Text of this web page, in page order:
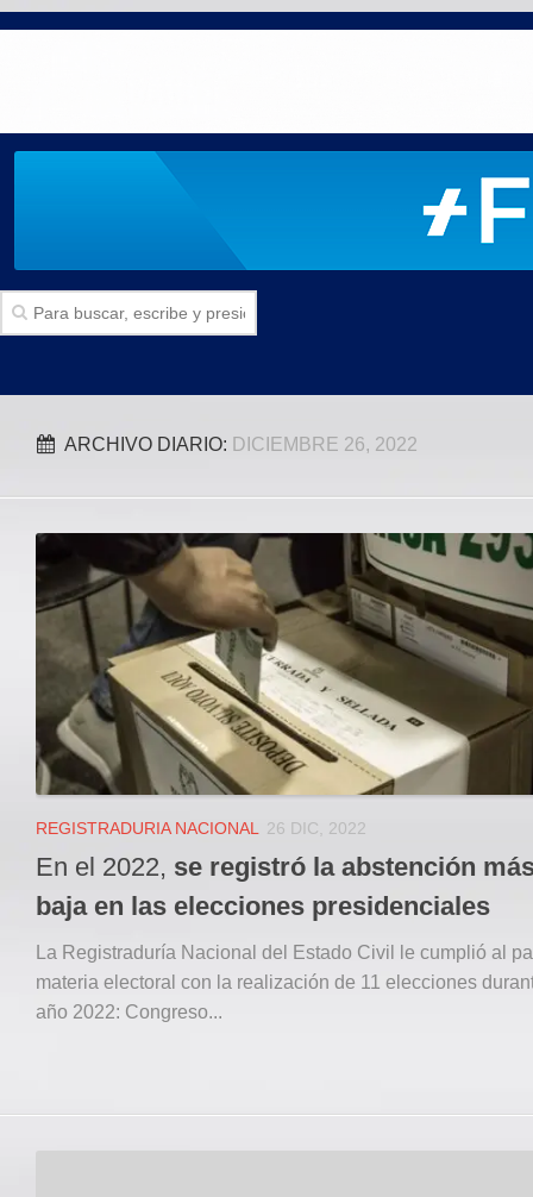
SECCIONES
Politica
Local
Deportes
JUDICIAL
ÁREA METROPOLITANA
REGIONAL
DEPARTAMENTAL
Internacional
Instagram
Registro ISSN: 2711-3299
ARCHIVO DIARIO: DICIEMBRE 26, 2022
REGISTRADURIA NACIONAL 26 DIC, 2022
En el 2022, se registró la abstención
baja en las elecciones presidenciales
La Registraduría Nacional del Estado Civil le cumplió al
materia electoral con la realización de 11 elecciones
año 2022: Congreso...